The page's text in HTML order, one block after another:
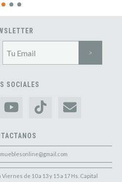
SOCIALES
de 10 a 13 y 15 a 17 Hs. Capital